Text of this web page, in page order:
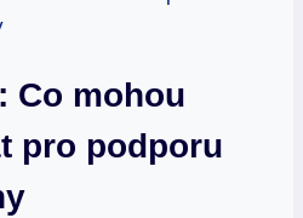
Co mohou
pro podporu